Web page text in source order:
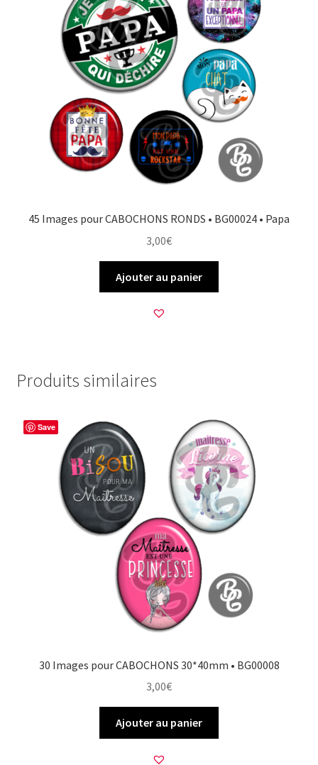
45 Images pour CABOCHONS RONDS • BG00024 • Papa
3,00€
Ajouter au panier
Produits similaires
Save
30 Images pour CABOCHONS 30*40mm • BG00008
3,00€
Ajouter au panier